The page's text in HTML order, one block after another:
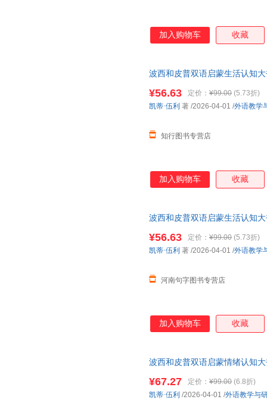
加入购物车 收藏
波西和皮普双语启蒙生活认知
¥56.63 定价： ¥99.00 (5.73折)
知行图书专营店
凯蒂·伍利 著 /2026-04-01 /外语教学
加入购物车 收藏
波西和皮普双语启蒙生活认知
¥56.63 定价： ¥99.00 (5.73折)
河南句字图书专营店
凯蒂·伍利 著 /2026-04-01 /外语教学
加入购物车 收藏
波西和皮普双语启蒙情绪认知
¥67.27 定价： ¥99.00 (6.8折)
凯蒂·伍利 /2026-04-01 /外语教学与